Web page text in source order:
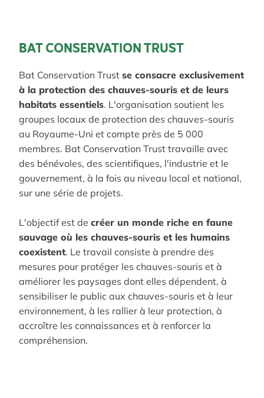
BAT CONSERVATION TRUST
Bat Conservation Trust se consacre exclusivement
à la protection des chauves-souris et de leurs
habitats essentiels. L'organisation soutient les
groupes locaux de protection des chauves-souris
au Royaume-Uni et compte près de 5 000
membres. Bat Conservation Trust travaille avec
des bénévoles, des scientifiques, l'industrie et le
gouvernement, à la fois au niveau local et national,
sur une série de projets.
L'objectif est de créer un monde riche en faune
sauvage où les chauves-souris et les humains
coexistent. Le travail consiste à prendre des
mesures pour protéger les chauves-souris et à
améliorer les paysages dont elles dépendent, à
sensibiliser le public aux chauves-souris et à leur
environnement, à les rallier à leur protection, à
accroître les connaissances et à renforcer la
compréhension.